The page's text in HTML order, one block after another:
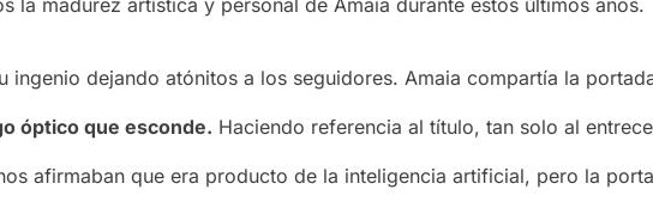
la madurez artística y personal de Amaia durante estos últimos años.
ingenio dejando atónitos a los seguidores. Amaia compartía la
óptico que esconde. Haciendo referencia al título, tan solo al
afirmaban que era producto de la inteligencia artificial, pero la